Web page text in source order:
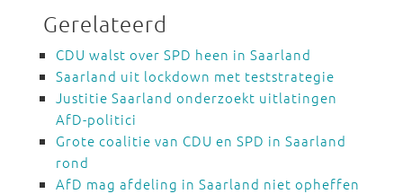
Gerelateerd
CDU walst over SPD heen in Saarland
Saarland uit lockdown met teststrategie
Justitie Saarland onderzoekt uitlatingen
AfD-politici
Grote coalitie van CDU en SPD in Saarland
rond
AfD mag afdeling in Saarland niet opheffen